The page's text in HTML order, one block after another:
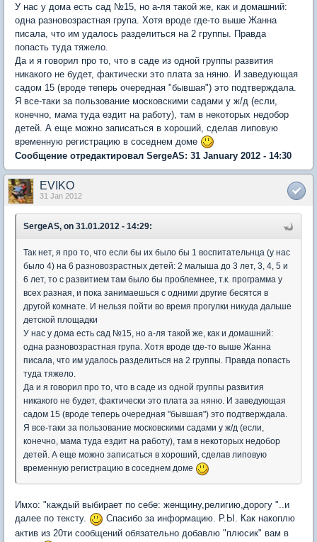
У нас у дома есть сад №15, но а-ля такой же, как и домашний:
одна разновозрастная група. Хотя вроде где-то выше Жанна
писала, что им удалось разделиться на 2 группы. Правда
попасть туда тяжело.
Да и я говорил про то, что в саде из одной группы развития
никакого не будет, фактически это плата за няню. И заведующая
садом 15 (вроде теперь очередная "бывшая") это подтверждала.
Я все-таки за пользование московскими садами у ж/д (если,
конечно, мама туда ездит на работу), там в некоторых недобор
детей. А еще можно записаться в хороший, сделав липовую
временную регистрацию в соседнем доме
Сообщение отредактировал SergeAS: 31 January 2012 - 14:30
EVIKO
31 Jan 2012
SergeAS, on 31.01.2012 - 14:29:
Так нет, я про то, что если бы их было бы 1 воспитательнца (у нас
было 4) на 6 разновозрастных детей: 2 малыша до 3 лет, 3, 4, 5 и
6 лет, то с развитием там было бы проблемнее, т.к. программа у
всех разная, и пока занимаешься с одними другие бесятся в
другой комнате. И нельзя пойти во время прогулки никуда дальше
детской площадки
У нас у дома есть сад №15, но а-ля такой же, как и домашний:
одна разновозрастная група. Хотя вроде где-то выше Жанна
писала, что им удалось разделиться на 2 группы. Правда попасть
туда тяжело.
Да и я говорил про то, что в саде из одной группы развития
никакого не будет, фактически это плата за няню. И заведующая
садом 15 (вроде теперь очередная "бывшая") это подтверждала.
Я все-таки за пользование московскими садами у ж/д (если,
конечно, мама туда ездит на работу), там в некоторых недобор
детей. А еще можно записаться в хороший, сделав липовую
временную регистрацию в соседнем доме
Имхо: "каждый выбирает по себе: женщину,религию,дорогу "..и
далее по тексту.
Спасибо за информацию. Р.Ы. Как накоплю
актив из 20ти сообщений обязательно добавлю "плюсик" вам в